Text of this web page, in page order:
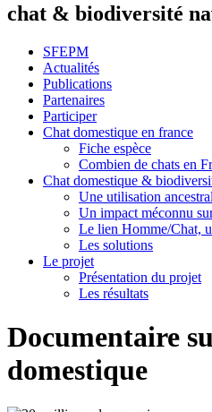
chat & biodiversité
SFEPM
Actualités
Publications
Partenaires
Participer
Chat domestique en france
Fiche espèce
Combien de chats en
Chat domestique &
Une utilisation
Un impact méconnu
Le lien Homme/Chat,
Les solutions
Le projet
Présentation du projet
Les résultats
Documentaire
domestique